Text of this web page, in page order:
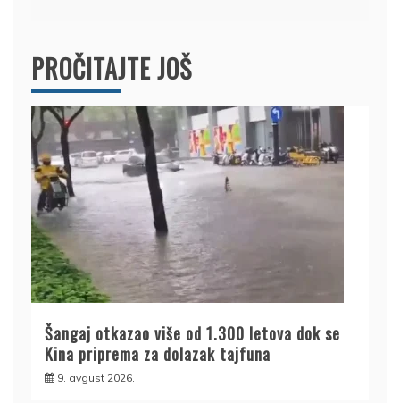
PROČITAJTE JOŠ
Šangaj otkazao više od 1.300 letova dok se
Kina priprema za dolazak tajfuna
9. avgust 2026.